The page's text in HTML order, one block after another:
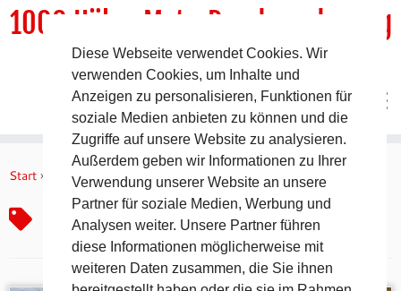
Inhalt
1000 HöhenMeterRundwanderweg
DER Rundwanderweg um Pommelsbrunn
Start » kucha
kucha
Diese Webseite verwendet Cookies. Wir
verwenden Cookies, um Inhalte und
Anzeigen zu personalisieren, Funktionen für
soziale Medien anbieten zu können und die
Zugriffe auf unsere Website zu analysieren.
Außerdem geben wir Informationen zu Ihrer
Verwendung unserer Website an unsere
Partner für soziale Medien, Werbung und
Analysen weiter. Unsere Partner führen
diese Informationen möglicherweise mit
weiteren Daten zusammen, die Sie ihnen